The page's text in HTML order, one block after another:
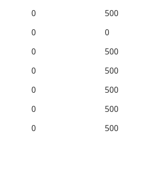
0
500
0
0
0
500
0
500
0
500
0
500
0 500